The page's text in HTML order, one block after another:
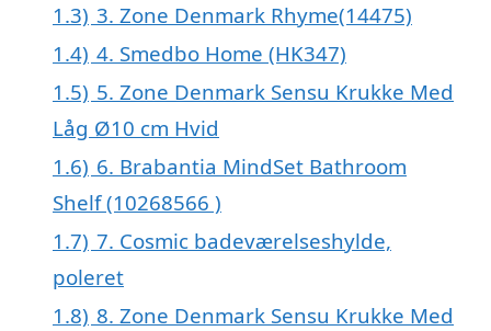
1.3) 3. Zone Denmark Rhyme(14475)
1.4) 4. Smedbo Home (HK347)
1.5) 5. Zone Denmark Sensu Krukke Med
Låg Ø10 cm Hvid
1.6) 6. Brabantia MindSet Bathroom
Shelf (10268566 )
1.7) 7. Cosmic badeværelseshylde,
poleret
1.8) 8. Zone Denmark Sensu Krukke Med